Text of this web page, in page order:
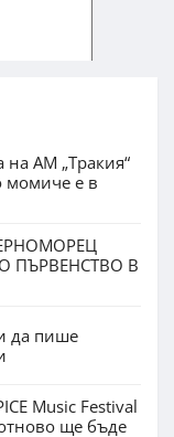
на АМ „Тракия“
момиче е в
ПЪРВЕНСТВО В
да пише
Music Festival
ще бъде